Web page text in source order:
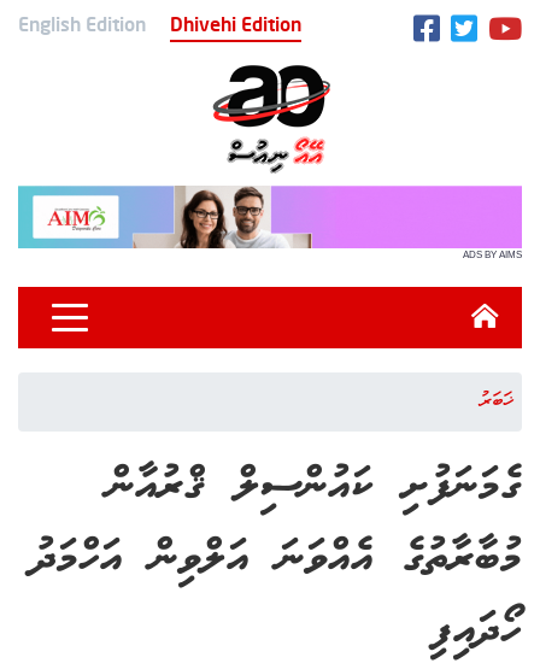
English Edition Dhivehi Edition
ADS BY AIMS
ޚަބަރު
ގެމަނަފުށި ކައުންސިލް ޤްރުއާން
މުބާރާތުގެ އެއްވަނަ އަލްވިން އަހްމަދު
ހޯދައިފި